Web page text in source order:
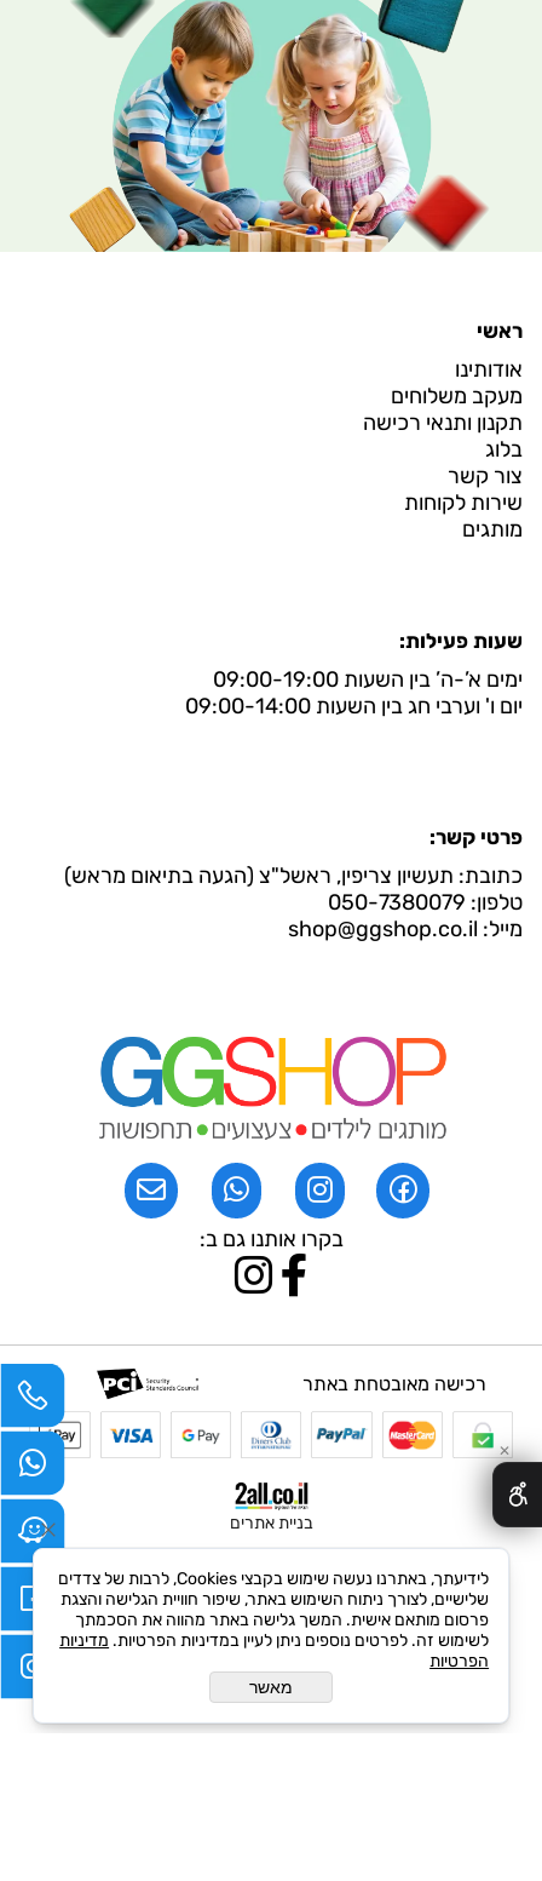
ראשי
אודותינו
מעקב משלוחים
תקנון ותנאי רכישה
בלוג
צור קשר
שירות לקוחות
מותגים
שעות פעילות:
ימים א’-ה’ בין השעות 09:00-19:00
יום ו' וערבי חג בין השעות 09:00-14:00
פרטי קשר:
כתובת: תעשיון צריפין, ראשל"צ (הגעה בתיאום מראש)
טלפון: 050-7380079
מייל: shop@ggshop.co.il
בקרו אותנו גם ב:
רכישה מאובטחת באתר
בניית אתרים
✕
לידיעתך, באתרנו נעשה שימוש בקבצי Cookies, לרבות של צדדים
שלישיים, לצורך ניתוח השימוש באתר, שיפור חוויית הגלישה והצגת
פרסום מותאם אישית. המשך גלישה באתר מהווה את הסכמתך
לשימוש זה. לפרטים נוספים ניתן לעיין במדיניות הפרטיות. מדיניות
הפרטיות
מאשר